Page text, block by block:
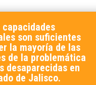
capacidades
son suficientes
la mayoría de las
de la problemática
desaparecidas en
de Jalisco.